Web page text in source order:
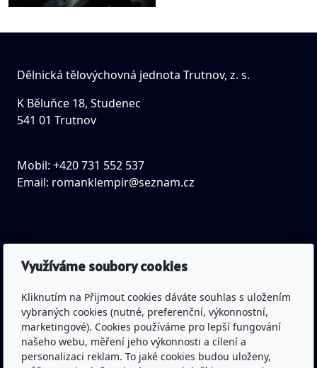
Dělnická tělovýchovná jednota Trutnov, z. s.
K Běluňce 18, Studenec
541 01 Trutnov
Mobil: +420 731 552 537
Email: romanklempir@seznam.cz
IČO: 43463045
Spisová značka: L 677 vedená
u Krajského soudu v Hradci Králové
Bankovní spojení: Česká spořitelna a.s.
(pobočka Trutnov)
Využíváme soubory cookies
Kliknutím na Přijmout cookies dáváte souhlas s uložením
vybraných cookies (nutné, preferenční, výkonnostní,
marketingové). Cookies používáme pro lepší fungování
našeho webu, měření jeho výkonnosti a cílení a
personalizaci reklam. To jaké cookies budou uloženy,